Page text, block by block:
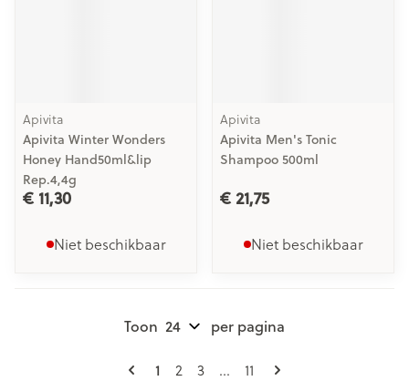
Apivita
Apivita Winter Wonders
Honey Hand50ml&lip
Rep.4,4g
€ 11,30
Niet beschikbaar
Apivita
Apivita Men's Tonic
Shampoo 500ml
€ 21,75
Niet beschikbaar
Pagina's
U lees momenteel pagina
1 Pagina
2 Pagina
3 ... Pagina
11
Toon per pagina